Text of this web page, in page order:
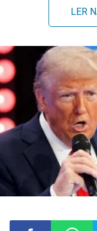
LER